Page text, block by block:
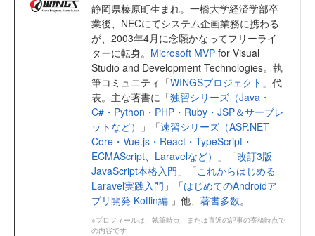
静岡県榛原町生まれ。一橋大学経済学部卒
業後、NECにてシステム企画業務に携わる
が、2003年4月に念願かなってフリーライ
ターに転身。 Microsoft MVP for Visual
Studio and Development Technologies。執
筆コミュニティ「WINGSプロジェクト 」代
表。主な著書に「独習シリーズ（Java・
C#・Python・PHP・Ruby・JSP＆サーブレ
ットなど）
」「速習シリーズ（ASP.NET
Core・Vue.js・React・TypeScript・
ECMAScript、Laravelなど）
」「改訂3版
JavaScript本格入門 」「これからはじめる
Laravel実践入門 」「はじめてのAndroidア
プリ開発 Kotlin編 」他、 著書多数。
※プロフィールは、執筆時点、または直近の記事の寄稿時点で
の内容です